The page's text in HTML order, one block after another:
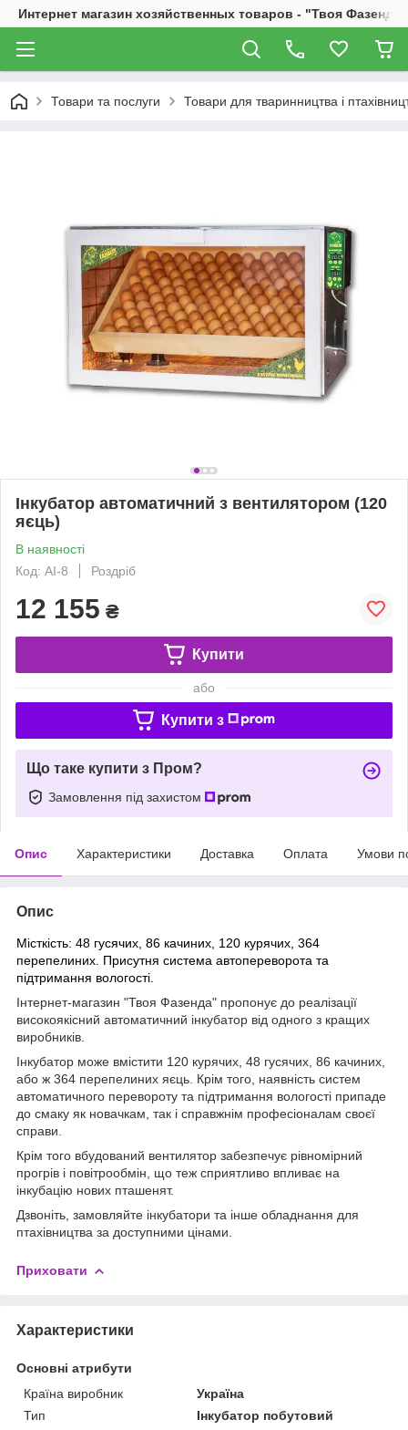
Интернет магазин хозяйственных товаров - "Твоя
Товари та послуги Товари для тваринництва і
Інкубатор автоматичний з вентилятором (120
яєць)
В наявності
Код: AI-8
Роздріб
12 155 ₴
Купити
або
Купити з
Що таке купити з Пром?
Замовлення під захистом
Опис Характеристики Доставка Оплата Умови
Опис
Місткість: 48 гусячих, 86 качиних, 120 курячих, 364
перепелиних. Присутня система автопереворота та
підтримання вологості.
Інтернет-магазин "Твоя Фазенда" пропонує до реалізації
високоякісний автоматичний інкубатор від одного з кращих
виробників.
Інкубатор може вмістити 120 курячих, 48 гусячих, 86 качиних,
або ж 364 перепелиних яєць. Крім того, наявність систем
автоматичного перевороту та підтримання вологості припаде
до смаку як новачкам, так і справжнім професіоналам своєї
справи.
Крім того вбудований вентилятор забезпечує рівномірний
прогрів і повітрообмін, що теж сприятливо впливає на
інкубацію нових пташенят.
Дзвоніть, замовляйте інкубатори та інше обладнання для
птахівництва за доступними цінами.
Приховати
Характеристики
Основні атрибути
Країна виробник
Україна
Тип
Інкубатор побутовий